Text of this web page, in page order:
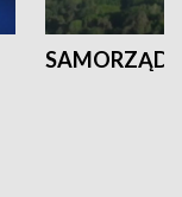
SAMORZĄD